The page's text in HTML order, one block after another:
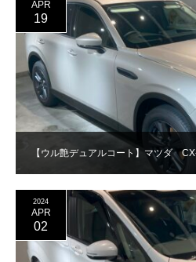
【ウル艶デュアルコート】マツダ
APR
19
2024
APR
02